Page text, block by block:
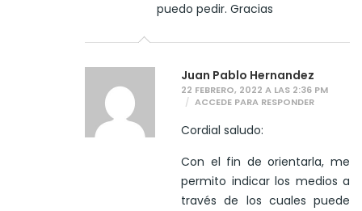
puedo pedir. Gracias
Juan Pablo Hernandez
22 FEBRERO, 2022 A LAS 2:36 PM
ACCEDE PARA RESPONDER
Cordial saludo:
Con el fin de orientarla, me
permito indicar los medios a
través de los cuales puede